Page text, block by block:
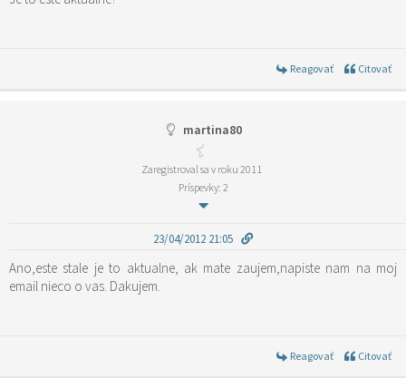
Reagovať Citovať
martina80
Zaregistroval sa v roku 2011
Príspevky: 2
23/04/2012 21:05
Ano,este stale je to aktualne, ak mate zaujem,napiste nam na moj
email nieco o vas. Dakujem.
Reagovať Citovať